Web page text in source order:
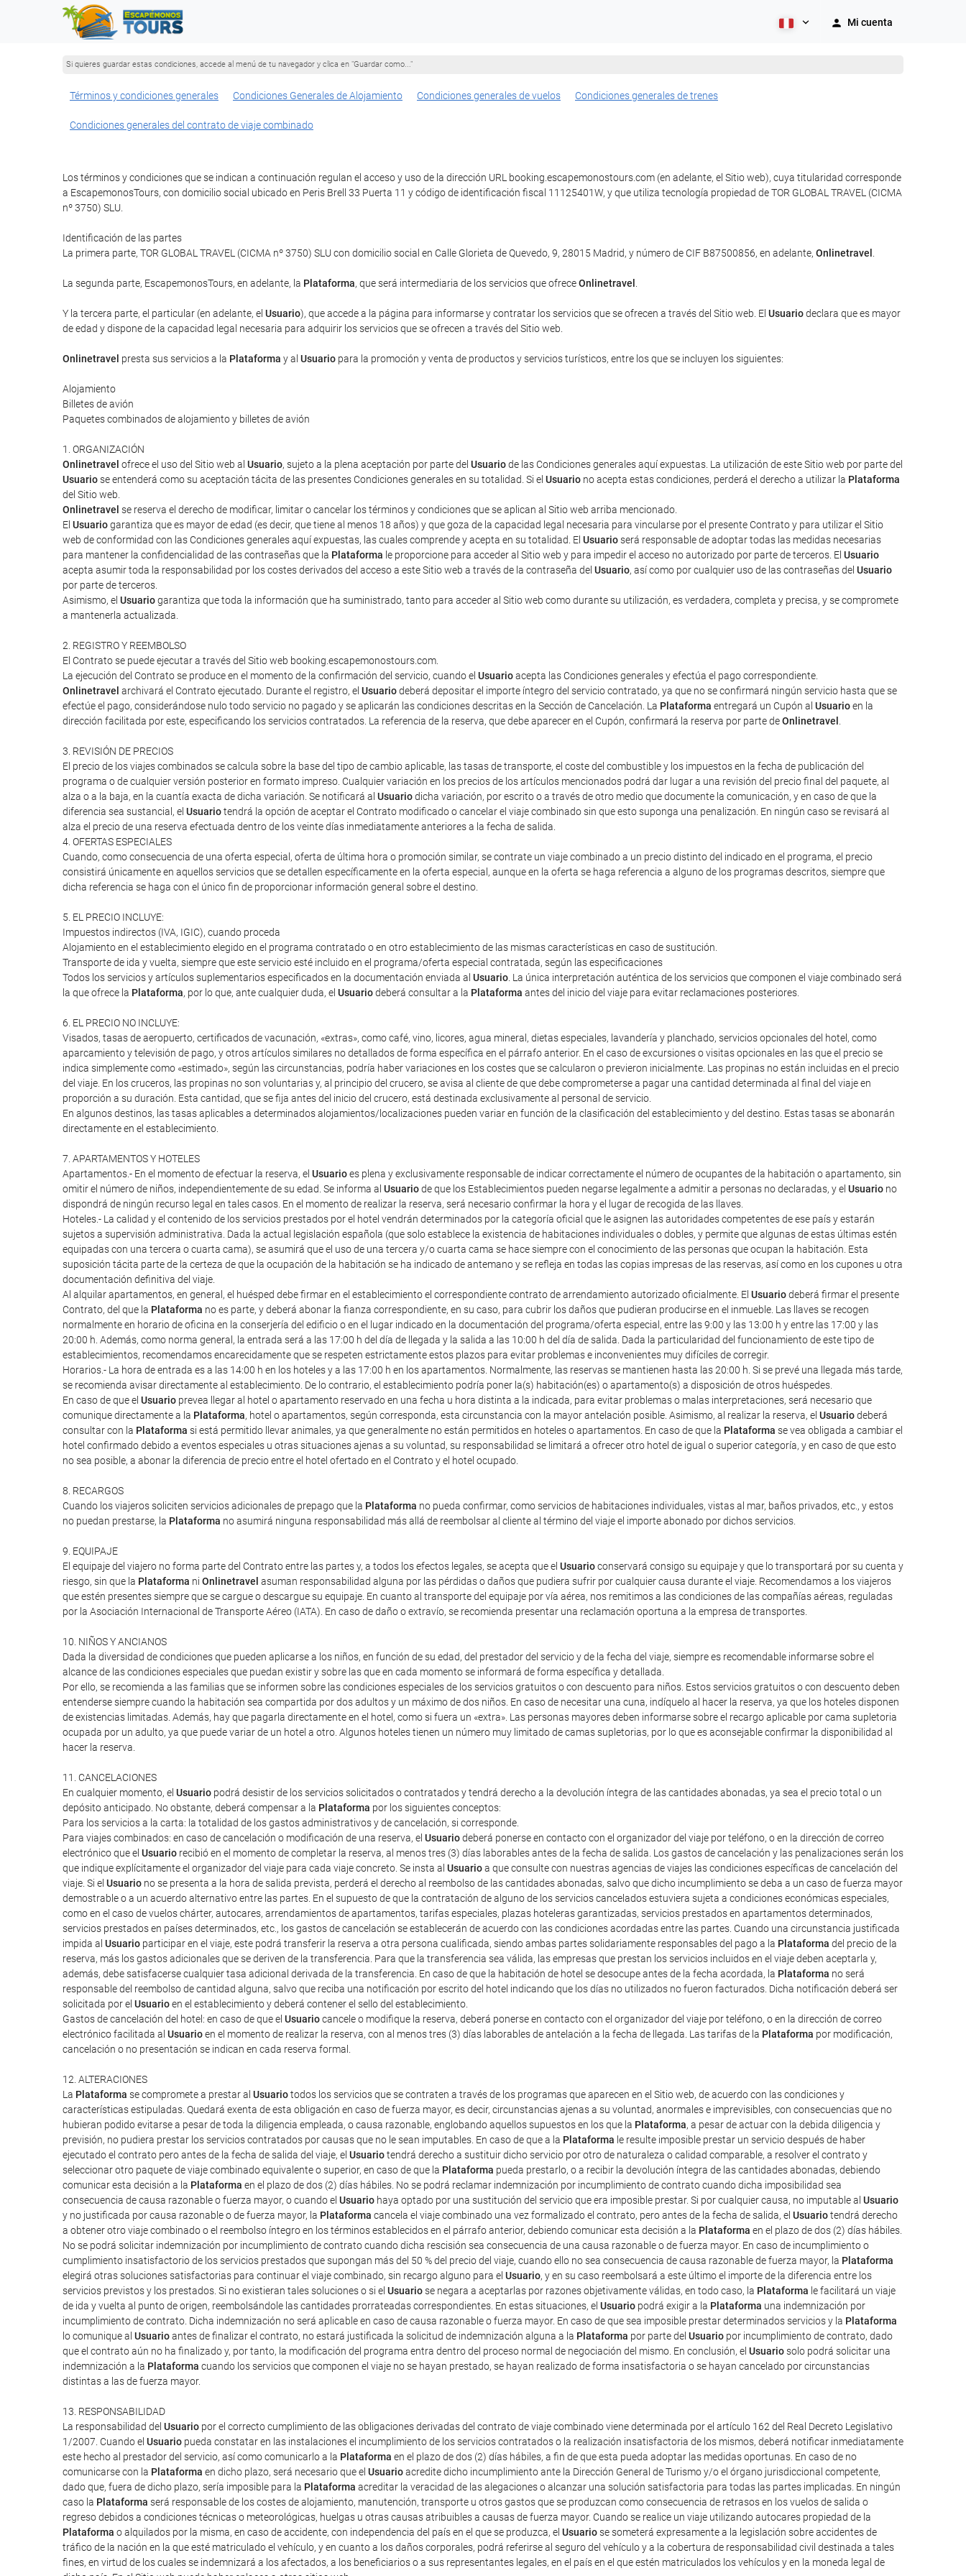
Mi cuenta
Si quieres guardar estas condiciones, accede al menú de tu navegador y clica en "Guardar como..."
Términos y condiciones generales Condiciones Generales de Alojamiento Condiciones generales de vuelos Condiciones generales de trenes
Condiciones generales del contrato de viaje combinado
Los términos y condiciones que se indican a continuación regulan el acceso y uso de la dirección URL booking.escapemonostours.com (en adelante, el Sitio web), cuya titularidad corresponde
a EscapemonosTours, con domicilio social ubicado en Peris Brell 33 Puerta 11 y código de identificación fiscal 11125401W, y que utiliza tecnología propiedad de TOR GLOBAL TRAVEL (CICMA
nº 3750) SLU.
Identificación de las partes
La primera parte, TOR GLOBAL TRAVEL (CICMA nº 3750) SLU con domicilio social en Calle Glorieta de Quevedo, 9, 28015 Madrid, y número de CIF B87500856, en adelante, Onlinetravel
La segunda parte, EscapemonosTours, en adelante, la Plataforma, que será intermediaria de los servicios que ofreceOnlinetravel
Y la tercera parte, el particular (en adelante, el Usuario), que accede a la página para informarse y contratar los servicios que se ofrecen a través del Sitio web. El Usuariodeclara que es mayor
de edad y dispone de la capacidad legal necesaria para adquirir los servicios que se ofrecen a través del Sitio web.
Onlinetravel presta sus servicios a la Plataforma y al Usuario para la promoción y venta de productos y servicios turísticos, entre los que se incluyen los siguientes:
Alojamiento
Billetes de avión
Paquetes combinados de alojamiento y billetes de avión
1. ORGANIZACIÓN
Onlinetravel ofrece el uso del Sitio web al Usuario, sujeto a la plena aceptación por parte del Usuariode las Condiciones generales aquí expuestas. La utilización de este Sitio web por parte del
Usuariose entenderá como su aceptación tácita de las presentes Condiciones generales en su totalidad. Si el Usuario no acepta estas condiciones, perderá el derecho a utilizar la Plataforma
del Sitio web.
Onlinetravel se reserva el derecho de modificar, limitar o cancelar los términos y condiciones que se aplican al Sitio web arriba mencionado.
El Usuariogarantiza que es mayor de edad (es decir, que tiene al menos 18 años) y que goza de la capacidad legal necesaria para vincularse por el presente Contrato y para utilizar el Sitio
web de conformidad con las Condiciones generales aquí expuestas, las cuales comprende y acepta en su totalidad. El Usuarioserá responsable de adoptar todas las medidas necesarias
para mantener la confidencialidad de las contraseñas que la Plataforma le proporcione para acceder al Sitio web y para impedir el acceso no autorizado por parte de terceros. El Usuario
acepta asumir toda la responsabilidad por los costes derivados del acceso a este Sitio web a través de la contraseña del Usuario, así como por cualquier uso de las contraseñas del Usuario
por parte de terceros.
Asimismo, el Usuariogarantiza que toda la información que ha suministrado, tanto para acceder al Sitio web como durante su utilización, es verdadera, completa y precisa, y se compromete
a mantenerla actualizada.
2. REGISTRO Y REEMBOLSO
El Contrato se puede ejecutar a través del Sitio web booking.escapemonostours.com.
La ejecución del Contrato se produce en el momento de la confirmación del servicio, cuando el Usuarioacepta las Condiciones generales y efectúa el pago correspondiente.
Onlinetravel archivará el Contrato ejecutado. Durante el registro, el Usuariodeberá depositar el importe íntegro del servicio contratado, ya que no se confirmará ningún servicio hasta que se
efectúe el pago, considerándose nulo todo servicio no pagado y se aplicarán las condiciones descritas en la Sección de Cancelación. La Plataforma entregará un Cupón al Usuarioen la
dirección facilitada por este, especificando los servicios contratados. La referencia de la reserva, que debe aparecer en el Cupón, confirmará la reserva por parte deOnlinetravel
3. REVISIÓN DE PRECIOS
El precio de los viajes combinados se calcula sobre la base del tipo de cambio aplicable, las tasas de transporte, el coste del combustible y los impuestos en la fecha de publicación del
programa o de cualquier versión posterior en formato impreso. Cualquier variación en los precios de los artículos mencionados podrá dar lugar a una revisión del precio final del paquete, al
alza o a la baja, en la cuantía exacta de dicha variación. Se notificará al Usuariodicha variación, por escrito o a través de otro medio que documente la comunicación, y en caso de que la
diferencia sea sustancial, el Usuariotendrá la opción de aceptar el Contrato modificado o cancelar el viaje combinado sin que esto suponga una penalización. En ningún caso se revisará al
alza el precio de una reserva efectuada dentro de los veinte días inmediatamente anteriores a la fecha de salida.
4. OFERTAS ESPECIALES
Cuando, como consecuencia de una oferta especial, oferta de última hora o promoción similar, se contrate un viaje combinado a un precio distinto del indicado en el programa, el precio
consistirá únicamente en aquellos servicios que se detallen específicamente en la oferta especial, aunque en la oferta se haga referencia a alguno de los programas descritos, siempre que
dicha referencia se haga con el único fin de proporcionar información general sobre el destino.
5. EL PRECIO INCLUYE:
Impuestos indirectos (IVA, IGIC), cuando proceda
Alojamiento en el establecimiento elegido en el programa contratado o en otro establecimiento de las mismas características en caso de sustitución.
Transporte de ida y vuelta, siempre que este servicio esté incluido en el programa/oferta especial contratada, según las especificaciones
Todos los servicios y artículos suplementarios especificados en la documentación enviada al Usuario . La única interpretación auténtica de los servicios que componen el viaje combinado será
la que ofrece la Plataforma, por lo que, ante cualquier duda, el Usuariodeberá consultar a la Plataforma antes del inicio del viaje para evitar reclamaciones posteriores.
6. EL PRECIO NO INCLUYE:
Visados, tasas de aeropuerto, certificados de vacunación, «extras», como café, vino, licores, agua mineral, dietas especiales, lavandería y planchado, servicios opcionales del hotel, como
aparcamiento y televisión de pago, y otros artículos similares no detallados de forma específica en el párrafo anterior. En el caso de excursiones o visitas opcionales en las que el precio se
indica simplemente como «estimado», según las circunstancias, podría haber variaciones en los costes que se calcularon o previeron inicialmente. Las propinas no están incluidas en el precio
del viaje. En los cruceros, las propinas no son voluntarias y, al principio del crucero, se avisa al cliente de que debe comprometerse a pagar una cantidad determinada al final del viaje en
proporción a su duración. Esta cantidad, que se fija antes del inicio del crucero, está destinada exclusivamente al personal de servicio.
En algunos destinos, las tasas aplicables a determinados alojamientos/localizaciones pueden variar en función de la clasificación del establecimiento y del destino. Estas tasas se abonarán
directamente en el establecimiento.
7. APARTAMENTOS Y HOTELES
Apartamentos.- En el momento de efectuar la reserva, el Usuarioes plena y exclusivamente responsable de indicar correctamente el número de ocupantes de la habitación o apartamento, sin
omitir el número de niños, independientemente de su edad. Se informa al Usuariode que los Establecimientos pueden negarse legalmente a admitir a personas no declaradas, y el Usuario no
dispondrá de ningún recurso legal en tales casos. En el momento de realizar la reserva, será necesario confirmar la hora y el lugar de recogida de las llaves.
Hoteles.- La calidad y el contenido de los servicios prestados por el hotel vendrán determinados por la categoría oficial que le asignen las autoridades competentes de ese país y estarán
sujetos a supervisión administrativa. Dada la actual legislación española (que solo establece la existencia de habitaciones individuales o dobles, y permite que algunas de estas últimas estén
equipadas con una tercera o cuarta cama), se asumirá que el uso de una tercera y/o cuarta cama se hace siempre con el conocimiento de las personas que ocupan la habitación. Esta
suposición tácita parte de la certeza de que la ocupación de la habitación se ha indicado de antemano y se refleja en todas las copias impresas de las reservas, así como en los cupones u otra
documentación definitiva del viaje.
Al alquilar apartamentos, en general, el huésped debe firmar en el establecimiento el correspondiente contrato de arrendamiento autorizado oficialmente. El Usuariodeberá firmar el presente
Contrato, del que la Plataforma no es parte, y deberá abonar la fianza correspondiente, en su caso, para cubrir los daños que pudieran producirse en el inmueble. Las llaves se recogen
normalmente en horario de oficina en la conserjería del edificio o en el lugar indicado en la documentación del programa/oferta especial, entre las 9:00 y las 13:00 h y entre las 17:00 y las
20:00 h. Además, como norma general, la entrada será a las 17:00 h del día de llegada y la salida a las 10:00 h del día de salida. Dada la particularidad del funcionamiento de este tipo de
establecimientos, recomendamos encarecidamente que se respeten estrictamente estos plazos para evitar problemas e inconvenientes muy difíciles de corregir.
Horarios.- La hora de entrada es a las 14:00 h en los hoteles y a las 17:00 h en los apartamentos. Normalmente, las reservas se mantienen hasta las 20:00 h. Si se prevé una llegada más tarde,
se recomienda avisar directamente al establecimiento. De lo contrario, el establecimiento podría poner la(s) habitación(es) o apartamento(s) a disposición de otros huéspedes.
En caso de que el Usuario prevea llegar al hotel o apartamento reservado en una fecha u hora distinta a la indicada, para evitar problemas o malas interpretaciones, será necesario que
comunique directamente a la Plataforma, hotel o apartamentos, según corresponda, esta circunstancia con la mayor antelación posible. Asimismo, al realizar la reserva, el Usuariodeberá
consultar con la Plataforma si está permitido llevar animales, ya que generalmente no están permitidos en hoteles o apartamentos. En caso de que la Plataforma se vea obligada a cambiar el
hotel confirmado debido a eventos especiales u otras situaciones ajenas a su voluntad, su responsabilidad se limitará a ofrecer otro hotel de igual o superior categoría, y en caso de que esto
no sea posible, a abonar la diferencia de precio entre el hotel ofertado en el Contrato y el hotel ocupado.
8. RECARGOS
Cuando los viajeros soliciten servicios adicionales de prepago que la Plataforma no pueda confirmar, como servicios de habitaciones individuales, vistas al mar, baños privados, etc., y estos
no puedan prestarse, la Plataforma no asumirá ninguna responsabilidad más allá de reembolsar al cliente al término del viaje el importe abonado por dichos servicios.
9. EQUIPAJE
El equipaje del viajero no forma parte del Contrato entre las partes y, a todos los efectos legales, se acepta que el Usuarioconservará consigo su equipaje y que lo transportará por su cuenta y
riesgo, sin que la Plataforma ni Onlinetravel asuman responsabilidad alguna por las pérdidas o daños que pudiera sufrir por cualquier causa durante el viaje. Recomendamos a los viajeros
que estén presentes siempre que se cargue o descargue su equipaje. En cuanto al transporte del equipaje por vía aérea, nos remitimos a las condiciones de las compañías aéreas, reguladas
por la Asociación Internacional de Transporte Aéreo (IATA). En caso de daño o extravío, se recomienda presentar una reclamación oportuna a la empresa de transportes.
10. NIÑOS Y ANCIANOS
Dada la diversidad de condiciones que pueden aplicarse a los niños, en función de su edad, del prestador del servicio y de la fecha del viaje, siempre es recomendable informarse sobre el
alcance de las condiciones especiales que puedan existir y sobre las que en cada momento se informará de forma específica y detallada.
Por ello, se recomienda a las familias que se informen sobre las condiciones especiales de los servicios gratuitos o con descuento para niños. Estos servicios gratuitos o con descuento deben
entenderse siempre cuando la habitación sea compartida por dos adultos y un máximo de dos niños. En caso de necesitar una cuna, indíquelo al hacer la reserva, ya que los hoteles disponen
de existencias limitadas. Además, hay que pagarla directamente en el hotel, como si fuera un «extra». Las personas mayores deben informarse sobre el recargo aplicable por cama supletoria
ocupada por un adulto, ya que puede variar de un hotel a otro. Algunos hoteles tienen un número muy limitado de camas supletorias, por lo que es aconsejable confirmar la disponibilidad al
hacer la reserva.
11. CANCELACIONES
En cualquier momento, el Usuario podrá desistir de los servicios solicitados o contratados y tendrá derecho a la devolución íntegra de las cantidades abonadas, ya sea el precio total o un
depósito anticipado. No obstante, deberá compensar a la Plataforma por los siguientes conceptos:
Para los servicios a la carta: la totalidad de los gastos administrativos y de cancelación, si corresponde.
Para viajes combinados: en caso de cancelación o modificación de una reserva, el Usuariodeberá ponerse en contacto con el organizador del viaje por teléfono, o en la dirección de correo
electrónico que el Usuario recibió en el momento de completar la reserva, al menos tres (3) días laborables antes de la fecha de salida. Los gastos de cancelación y las penalizaciones serán los
que indique explícitamente el organizador del viaje para cada viaje concreto. Se insta al Usuarioa que consulte con nuestras agencias de viajes las condiciones específicas de cancelación del
viaje. Si el Usuario no se presenta a la hora de salida prevista, perderá el derecho al reembolso de las cantidades abonadas, salvo que dicho incumplimiento se deba a un caso de fuerza mayor
demostrable o a un acuerdo alternativo entre las partes. En el supuesto de que la contratación de alguno de los servicios cancelados estuviera sujeta a condiciones económicas especiales,
como en el caso de vuelos chárter, autocares, arrendamientos de apartamentos, tarifas especiales, plazas hoteleras garantizadas, servicios prestados en apartamentos determinados,
servicios prestados en países determinados, etc., los gastos de cancelación se establecerán de acuerdo con las condiciones acordadas entre las partes. Cuando una circunstancia justificada
impida al Usuario participar en el viaje, este podrá transferir la reserva a otra persona cualificada, siendo ambas partes solidariamente responsables del pago a la Plataforma del precio de la
reserva, más los gastos adicionales que se deriven de la transferencia. Para que la transferencia sea válida, las empresas que prestan los servicios incluidos en el viaje deben aceptarla y,
además, debe satisfacerse cualquier tasa adicional derivada de la transferencia. En caso de que la habitación de hotel se desocupe antes de la fecha acordada, la Plataforma no será
responsable del reembolso de cantidad alguna, salvo que reciba una notificación por escrito del hotel indicando que los días no utilizados no fueron facturados. Dicha notificación deberá ser
solicitada por el Usuarioen el establecimiento y deberá contener el sello del establecimiento.
Gastos de cancelación del hotel: en caso de que el Usuariocancele o modifique la reserva, deberá ponerse en contacto con el organizador del viaje por teléfono, o en la dirección de correo
electrónico facilitada al Usuarioen el momento de realizar la reserva, con al menos tres (3) días laborables de antelación a la fecha de llegada. Las tarifas de la Plataforma por modificación,
cancelación o no presentación se indican en cada reserva formal.
12. ALTERACIONES
La Plataforma se compromete a prestar al Usuariotodos los servicios que se contraten a través de los programas que aparecen en el Sitio web, de acuerdo con las condiciones y
características estipuladas. Quedará exenta de esta obligación en caso de fuerza mayor, es decir, circunstancias ajenas a su voluntad, anormales e imprevisibles, con consecuencias que no
hubieran podido evitarse a pesar de toda la diligencia empleada, o causa razonable, englobando aquellos supuestos en los que la Plataforma, a pesar de actuar con la debida diligencia y
previsión, no pudiera prestar los servicios contratados por causas que no le sean imputables. En caso de que a la Plataforma le resulte imposible prestar un servicio después de haber
ejecutado el contrato pero antes de la fecha de salida del viaje, el Usuariotendrá derecho a sustituir dicho servicio por otro de naturaleza o calidad comparable, a resolver el contrato y
seleccionar otro paquete de viaje combinado equivalente o superior, en caso de que la Plataforma pueda prestarlo, o a recibir la devolución íntegra de las cantidades abonadas, debiendo
comunicar esta decisión a la Plataforma en el plazo de dos (2) días hábiles. No se podrá reclamar indemnización por incumplimiento de contrato cuando dicha imposibilidad sea
consecuencia de causa razonable o fuerza mayor, o cuando el Usuario haya optado por una sustitución del servicio que era imposible prestar. Si por cualquier causa, no imputable al Usuario
y no justificada por causa razonable o de fuerza mayor, la Plataforma cancela el viaje combinado una vez formalizado el contrato, pero antes de la fecha de salida, el Usuariotendrá derecho
a obtener otro viaje combinado o el reembolso íntegro en los términos establecidos en el párrafo anterior, debiendo comunicar esta decisión a la Plataforma en el plazo de dos (2) días hábiles.
No se podrá solicitar indemnización por incumplimiento de contrato cuando dicha rescisión sea consecuencia de una causa razonable o de fuerza mayor. En caso de incumplimiento o
cumplimiento insatisfactorio de los servicios prestados que supongan más del 50 % del precio del viaje, cuando ello no sea consecuencia de causa razonable de fuerza mayor, la Plataforma
elegirá otras soluciones satisfactorias para continuar el viaje combinado, sin recargo alguno para el Usuario, y en su caso reembolsará a este último el importe de la diferencia entre los
servicios previstos y los prestados. Si no existieran tales soluciones o si el Usuariose negara a aceptarlas por razones objetivamente válidas, en todo caso, la Plataforma le facilitará un viaje
de ida y vuelta al punto de origen, reembolsándole las cantidades prorrateadas correspondientes. En estas situaciones, el Usuario podrá exigir a la Plataforma una indemnización por
incumplimiento de contrato. Dicha indemnización no será aplicable en caso de causa razonable o fuerza mayor. En caso de que sea imposible prestar determinados servicios y la Plataforma
lo comunique al Usuarioantes de finalizar el contrato, no estará justificada la solicitud de indemnización alguna a la Plataforma por parte del Usuario por incumplimiento de contrato, dado
que el contrato aún no ha finalizado y, por tanto, la modificación del programa entra dentro del proceso normal de negociación del mismo. En conclusión, el Usuariosolo podrá solicitar una
indemnización a la Plataforma cuando los servicios que componen el viaje no se hayan prestado, se hayan realizado de forma insatisfactoria o se hayan cancelado por circunstancias
distintas a las de fuerza mayor.
13. RESPONSABILIDAD
La responsabilidad del Usuario por el correcto cumplimiento de las obligaciones derivadas del contrato de viaje combinado viene determinada por el artículo 162 del Real Decreto Legislativo
1/2007. Cuando el Usuario pueda constatar en las instalaciones el incumplimiento de los servicios contratados o la realización insatisfactoria de los mismos, deberá notificar inmediatamente
este hecho al prestador del servicio, así como comunicarlo a la Plataforma en el plazo de dos (2) días hábiles, a fin de que esta pueda adoptar las medidas oportunas. En caso de no
comunicarse con la Plataforma en dicho plazo, será necesario que el Usuarioacredite dicho incumplimiento ante la Dirección General de Turismo y/o el órgano jurisdiccional competente,
dado que, fuera de dicho plazo, sería imposible para la Plataforma acreditar la veracidad de las alegaciones o alcanzar una solución satisfactoria para todas las partes implicadas. En ningún
caso la Plataforma será responsable de los costes de alojamiento, manutención, transporte u otros gastos que se produzcan como consecuencia de retrasos en los vuelos de salida o
regreso debidos a condiciones técnicas o meteorológicas, huelgas u otras causas atribuibles a causas de fuerza mayor. Cuando se realice un viaje utilizando autocares propiedad de la
Plataforma o alquilados por la misma, en caso de accidente, con independencia del país en el que se produzca, el Usuariose someterá expresamente a la legislación sobre accidentes de
tráfico de la nación en la que esté matriculado el vehículo, y en cuanto a los daños corporales, podrá referirse al seguro del vehículo y a la cobertura de responsabilidad civil destinada a tales
fines, en virtud de los cuales se indemnizará a los afectados, a los beneficiarios o a sus representantes legales, en el país en el que estén matriculados los vehículos y en la moneda legal de